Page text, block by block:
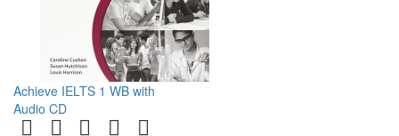
Achieve IELTS 1 WB with
Audio CD